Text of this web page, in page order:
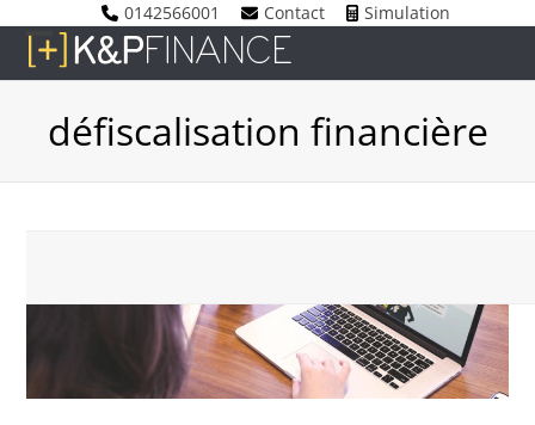
content
0142566001 Contact Simulation
Open
menu
Close
menu
défiscalisation financière